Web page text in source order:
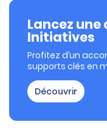
Lancez
Initiatives
Profitez d’un
supports clés en
Découvrir